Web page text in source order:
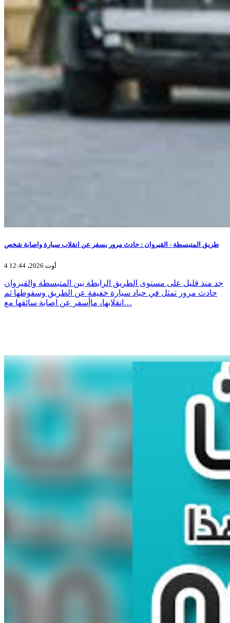
طريق المتبسطة - القيروان : حادث مرور يسفر عن انقلاب سيارة واصابة شخص
4 أوت 2026، 12:44
جد منذ قليل على مستوى الطريق الرابطة بين المتبسطة والقيروان
حادث مرور تمثل في حياد سيارة خفيفة عن الطريق وسقوطها ثم
انقلابها، ماأسفر عن اصابة سائقها مع…